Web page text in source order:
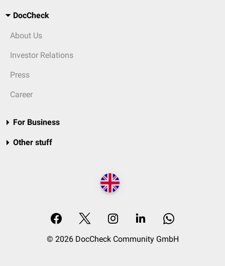
DocCheck
About Us
Investor Relations
Press
Career
For Business
Other stuff
© 2026 DocCheck Community GmbH